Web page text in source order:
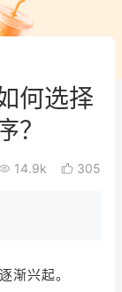
何选择
？
14.9k 305
渐兴起。